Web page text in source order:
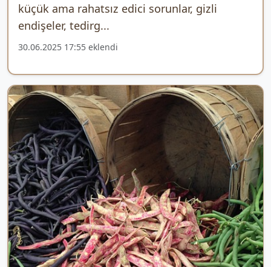
küçük ama rahatsız edici sorunlar, gizli
endişeler, tedirg...
30.06.2025 17:55 eklendi